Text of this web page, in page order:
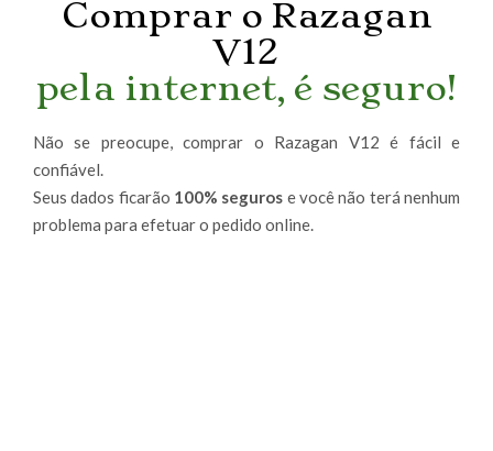
Comprar o Razagan
V12
pela internet, é seguro!
Não se preocupe, comprar o Razagan V12 é fácil e
confiável.
Seus dados ficarão 100% seguros e você não terá nenhum
problema para efetuar o pedido online.